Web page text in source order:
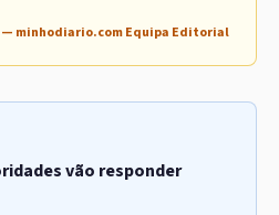
— minhodiario.com Equipa Editorial
vão responder